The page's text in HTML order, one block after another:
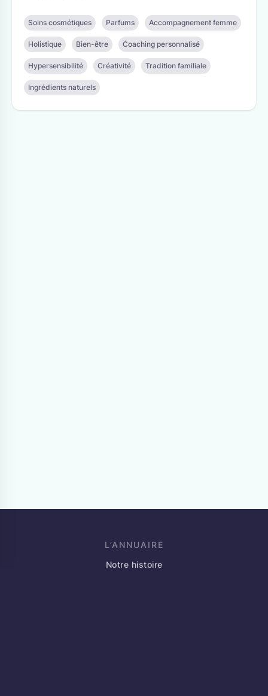
Soins cosmétiques Parfums Accompagnement femme
Holistique Bien-être Coaching personnalisé
Hypersensibilité Créativité Tradition familiale
Ingrédients naturels
L’ANNUAIRE
Notre histoire